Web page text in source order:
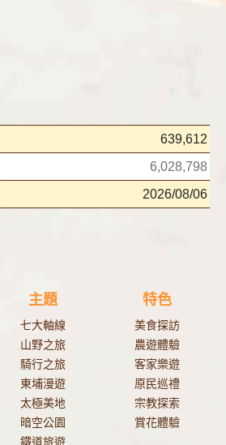
639,612
6,028,798
2026/08/06
主題
七大軸線
山野之旅
騎行之旅
東埔漫遊
太極美地
暗空公園
鐵道旅遊
特色
美食探訪
農遊體驗
客家樂遊
原民巡禮
宗教探索
賞花體驗